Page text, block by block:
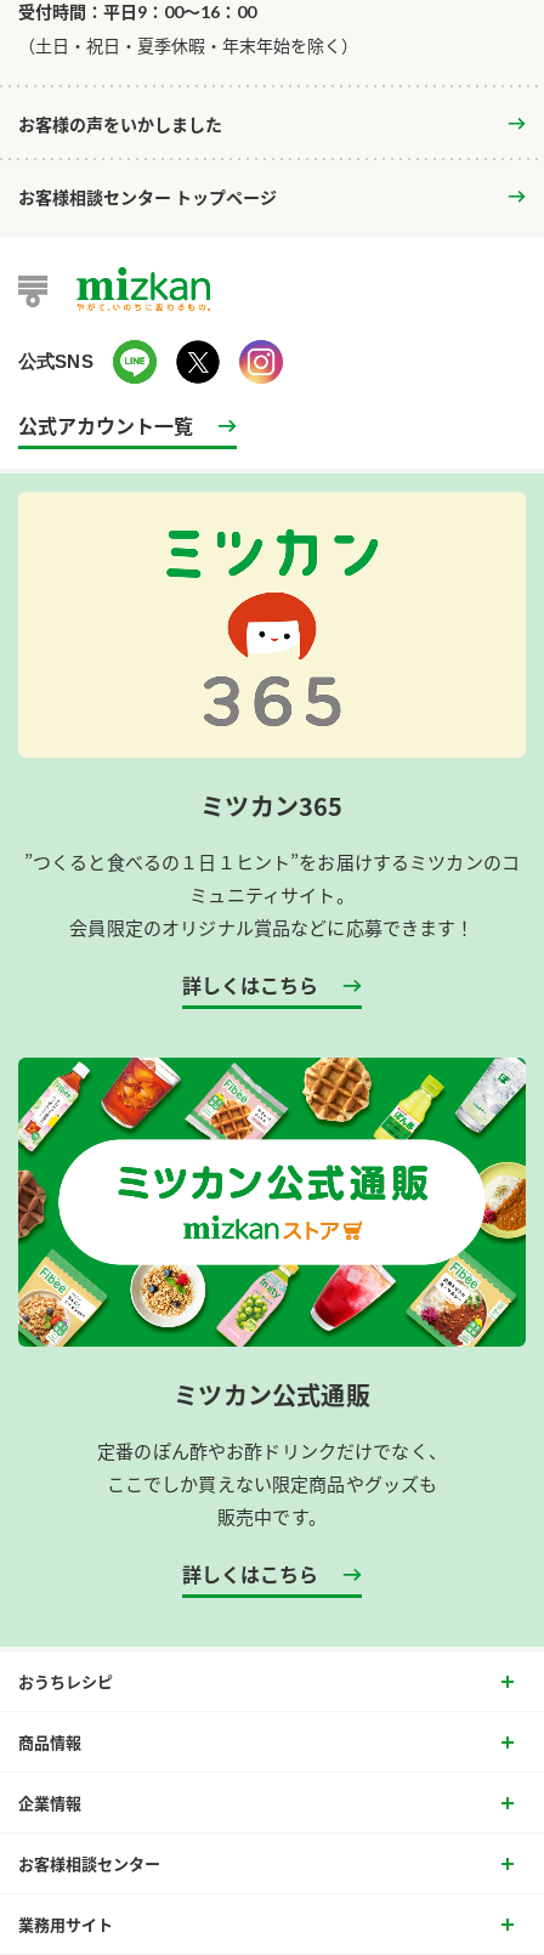
受付時間：平日9：00～16：00
​（土日・祝日・夏季休暇・年末年始を除く）
お客様の声をいかしました
お客様相談センター トップページ
公式SNS
公式アカウント一覧
ミツカン365
”つくると食べるの１日１ヒント”をお届けするミツカンのコ
ミュニティサイト。
会員限定のオリジナル賞品などに応募できます！
詳しくはこちら
ミツカン公式通販
定番のぽん酢やお酢ドリンクだけでなく、
ここでしか買えない限定商品やグッズも
販売中です。
詳しくはこちら
おうちレシピ
商品情報
企業情報
お客様相談センター
業務用サイト